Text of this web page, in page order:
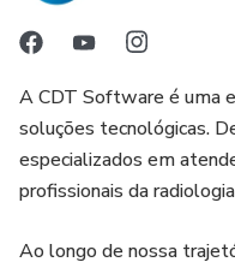
A CDT Software é uma
soluções tecnológicas.
especializados em
profissionais da
Ao longo de nossa